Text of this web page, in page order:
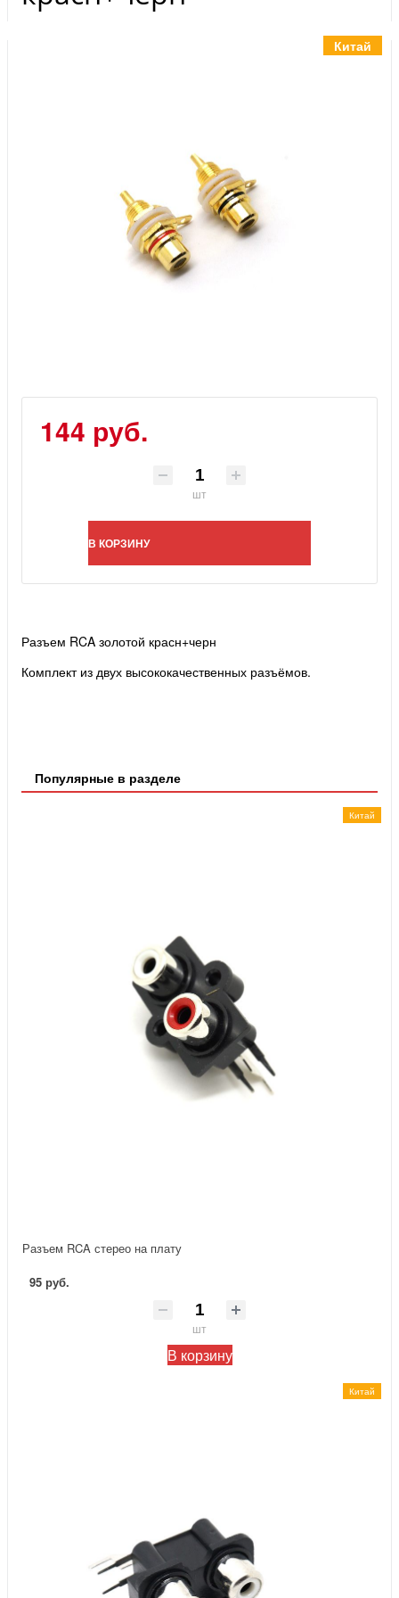
Инструменты
Китай
144 руб.
шт
В КОРЗИНУ
Разъем RCA золотой красн+черн
Комплект из двух высококачественных разъёмов.
Популярные в разделе
Китай
Разъем RCA стерео на плату
95 руб.
шт
В корзину
Китай